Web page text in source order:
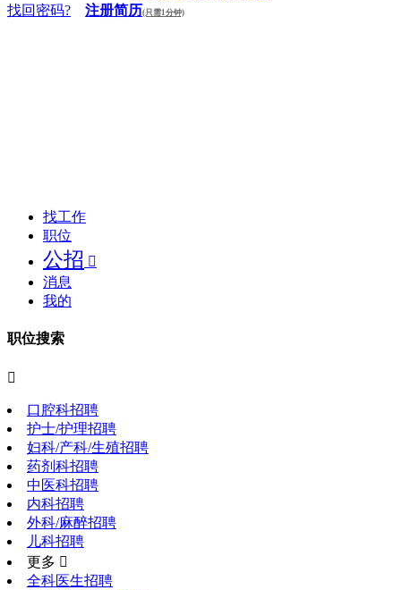
找回密码? 注册简历(只需1分钟)
找工作
职位
公招 
消息
我的
职位搜索

口腔科招聘
护士/护理招聘
妇科/产科/生殖招聘
药剂科招聘
中医科招聘
内科招聘
外科/麻醉招聘
儿科招聘
更多 
全科医生招聘